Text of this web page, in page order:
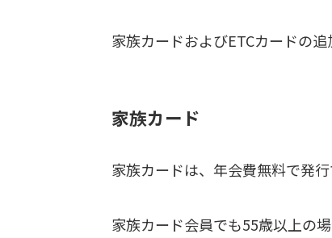
家族カードおよびETCカードの追
家族カード
家族カードは、年会費無料で発行
家族カード会員でも55歳以上の